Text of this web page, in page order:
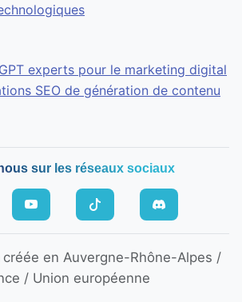
experts pour le marketing digital
SEO de génération de contenu
sur les réseaux sociaux
créée en Auvergne-Rhône-Alpes /
/ Union européenne